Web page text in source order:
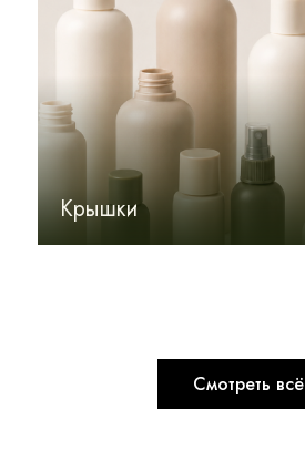
Смотреть всё
Комплектующие
Крышки
Флип-топ
Мерные колпачки
Крышки